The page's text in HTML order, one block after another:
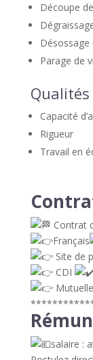
Découpe
Désossage
Parage de
Capacité
Rigueur
Travail en
Contrat
Français
Site de
CDI
Mutuelle
salaire :